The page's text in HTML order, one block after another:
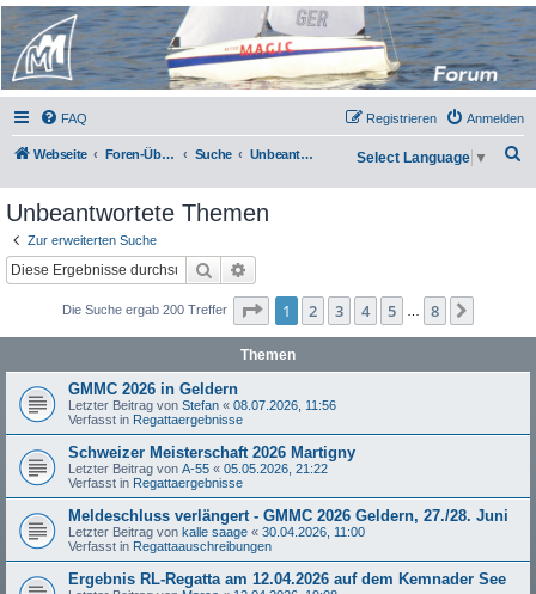
Micro Magic Forum
Deutschland
FAQ Anmelden
Registrieren
Webseite Foren-Übersicht Suche Unbeantwortete Themen Select Language ▼
Unbeantwortete Themen
Zur erweiterten Suche
Suche
Die Suche ergab 200 Treffer Seite 1von
1 2 3 4 5 8
Themen
GMMC 2026 in Geldern
Letzter Beitrag von Stefan « 08.07.2026, 11:56
Verfasst in Regattaergebnisse
Schweizer Meisterschaft 2026 Martigny
Letzter Beitrag von A-55 « 05.05.2026, 21:22
Verfasst in Regattaergebnisse
Meldeschluss verlängert - GMMC 2026 Geldern, 27./28. Juni
Letzter Beitrag von kalle saage « 30.04.2026, 11:00
Verfasst in Regattaauschreibungen
Ergebnis RL-Regatta am 12.04.2026 auf dem Kemnader See